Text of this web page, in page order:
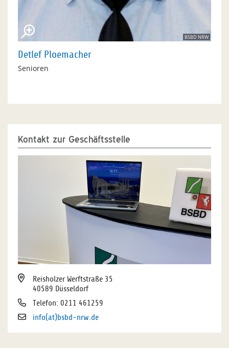
BSBD NRW
Detlef Ploemacher
Senioren
Kontakt zur Geschäftsstelle
Reisholzer Werftstraße 35
40589 Düsseldorf
Telefon: 0211 461259
info(at)bsbd-nrw.de